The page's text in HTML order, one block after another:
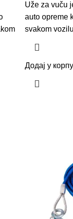
Uže za vuču
auto opreme
svakom
Додај у корпу